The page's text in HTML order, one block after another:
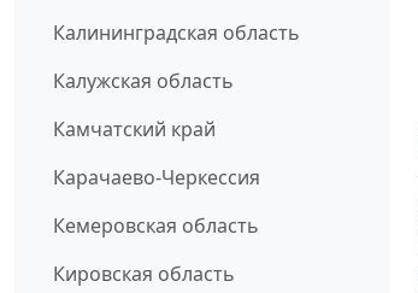
Калининградская область
Калужская область
Камчатский край
Карачаево-Черкессия
Кемеровская область
Кировская область